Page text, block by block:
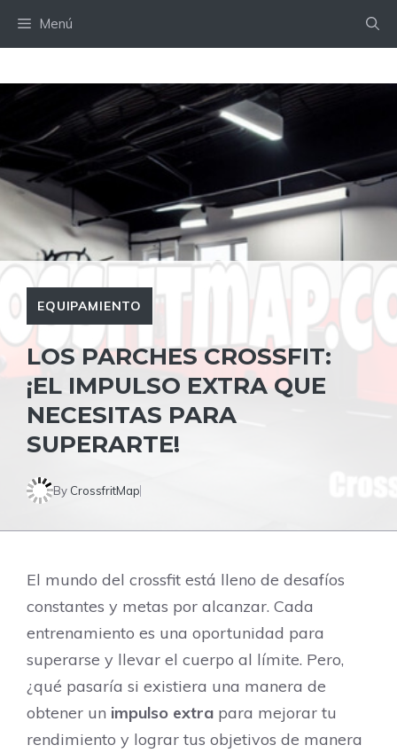
Menú
EQUIPAMIENTO
LOS PARCHES CROSSFIT:
¡EL IMPULSO EXTRA QUE
NECESITAS PARA
SUPERARTE!
By CrossfritMap
El mundo del crossfit está lleno de desafíos
constantes y metas por alcanzar. Cada
entrenamiento es una oportunidad para
superarse y llevar el cuerpo al límite. Pero,
¿qué pasaría si existiera una manera de
obtener un impulso extra para mejorar tu
rendimiento y lograr tus objetivos de manera